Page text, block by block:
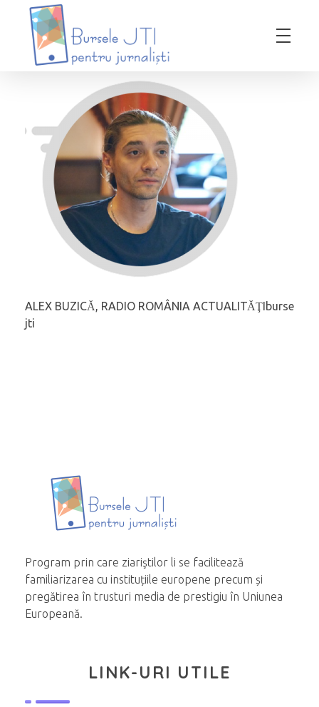
ALEX BUZICĂ, RADIO ROMÂNIA ACTUALITĂŢIburse
jti
Program prin care ziariştilor li se facilitează
familiarizarea cu instituțiile europene precum și
pregătirea în trusturi media de prestigiu în Uniunea
Europeană.
LINK-URI UTILE